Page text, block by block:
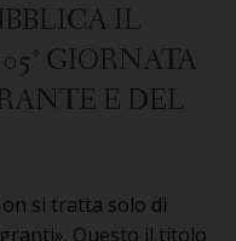
IL
GIORNATA
E DEL
si tratta solo di
Questo il titolo